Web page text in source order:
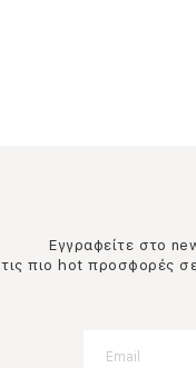
Εγγραφείτε στο
τις πιο hot προσφορές